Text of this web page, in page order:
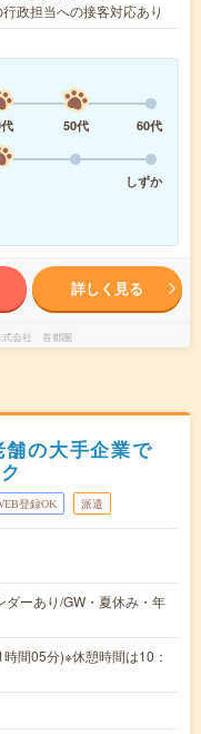
政担当への接客対応あり
50代
60代
しずか
詳しく見る
式会社 首都圏
の大手企業で
登録OK 派遣
ーあり/GW・夏休み・年
間05分)※休憩時間は10：